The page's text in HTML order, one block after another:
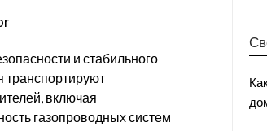
и стабильного
включая
газопроводных систем